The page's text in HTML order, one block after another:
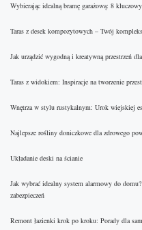
Wybierając idealną bramę garażową: 8
Taras z desek kompozytowych – Twój
Jak urządzić wygodną i kreatywną przestrzeń
Taras z widokiem: Inspiracje na tworzenie
Wnętrza w stylu rustykalnym: Urok wiejskiej
Najlepsze rośliny doniczkowe dla zdrowego
Układanie deski na ścianie
Jak wybrać idealny system alarmowy do
zabezpieczeń
Remont łazienki krok po kroku: Porady dla